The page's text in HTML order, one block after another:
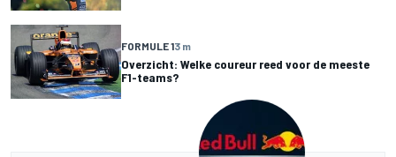
FORMULE 13 m
Overzicht: Welke coureur reed voor de meeste
F1-teams?